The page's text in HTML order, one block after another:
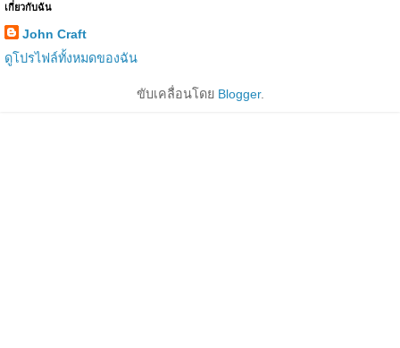
เกี่ยวกับฉัน
John Craft
ดูโปรไฟล์ทั้งหมดของฉัน
ขับเคลื่อนโดย Blogger.